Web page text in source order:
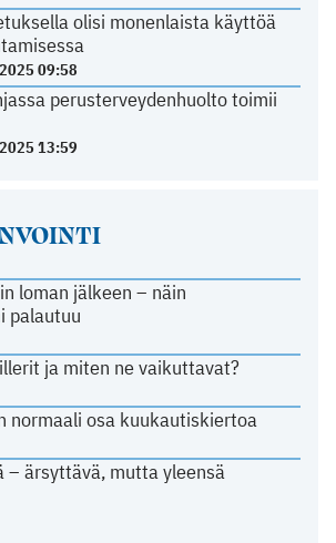
olisi monenlaista käyttöä
09:58
perusterveydenhuolto toimii
13:59
loman jälkeen – näin
palautuu
ja miten ne vaikuttavat?
normaali osa kuukautiskiertoa
– ärsyttävä, mutta yleensä